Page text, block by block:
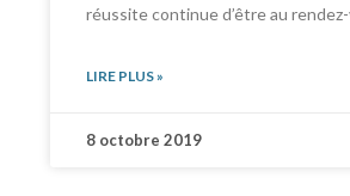
réussite continue d’être au
LIRE PLUS »
8 octobre 2019